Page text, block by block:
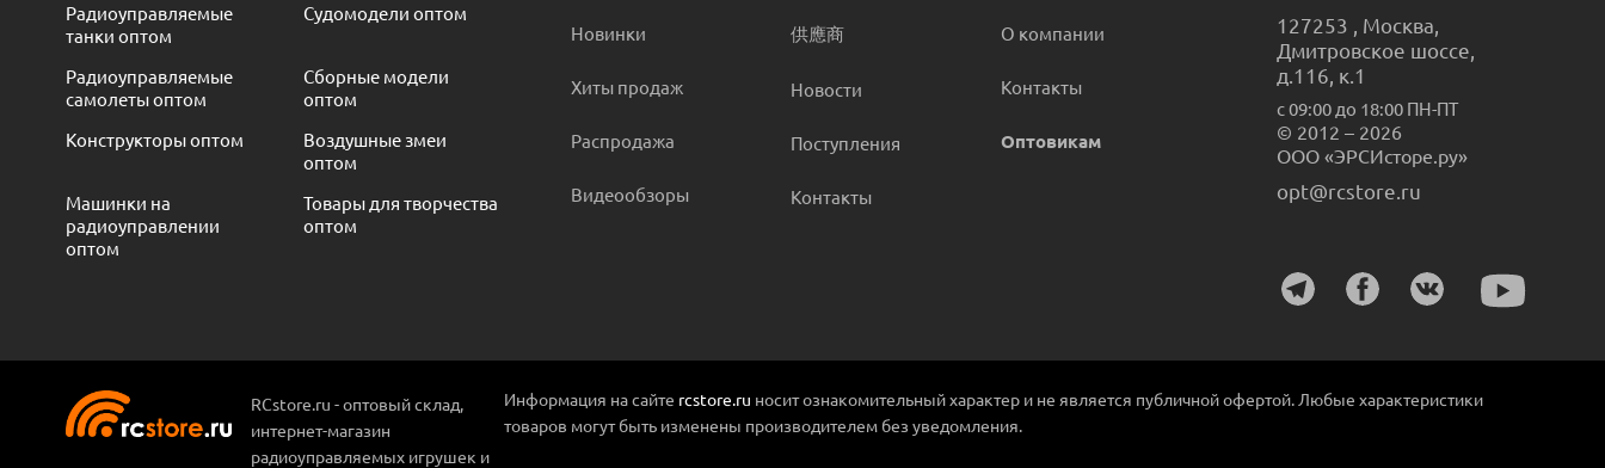
Радиоуправляемые
танки оптом
Судомодели оптом
Радиоуправляемые
самолеты оптом
Сборные модели
оптом
Конструкторы оптом
Воздушные змеи
оптом
Машинки на
радиоуправлении
оптом
Товары для творчества
оптом
Новинки
Хиты продаж
Распродажа
Видеообзоры
供應商
Новости
Поступления
Контакты
О компании
Контакты
Оптовикам
127253 Москва
Дмитровское шоссе,
д.116, к.1
с 09:00 до 18:00 ПН-ПТ
© 2012 – 2026
ООО «ЭРСИсторе.ру»
opt@rcstore.ru
RCstore.ru - оптовый склад,
интернет-магазин
радиоуправляемых игрушек и
Информация на сайте rcstore.ru носит ознакомительный характер и не является публичной офертой. Любые характеристики
товаров могут быть изменены производителем без уведомления.